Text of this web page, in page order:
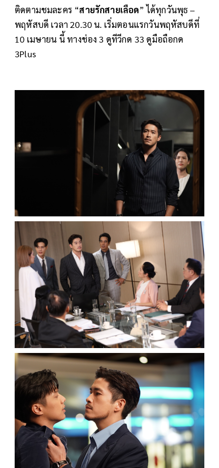
ติดตามชมละคร “สายรักสายเลือด” ได้ทุกวันพุธ –
พฤหัสบดี เวลา 20.30 น. เริ่มตอนแรกวันพฤหัสบดีที่
10 เมษายน นี้ ทางช่อง 3 ดูทีวีกด 33 ดูมือถือกด
3Plus